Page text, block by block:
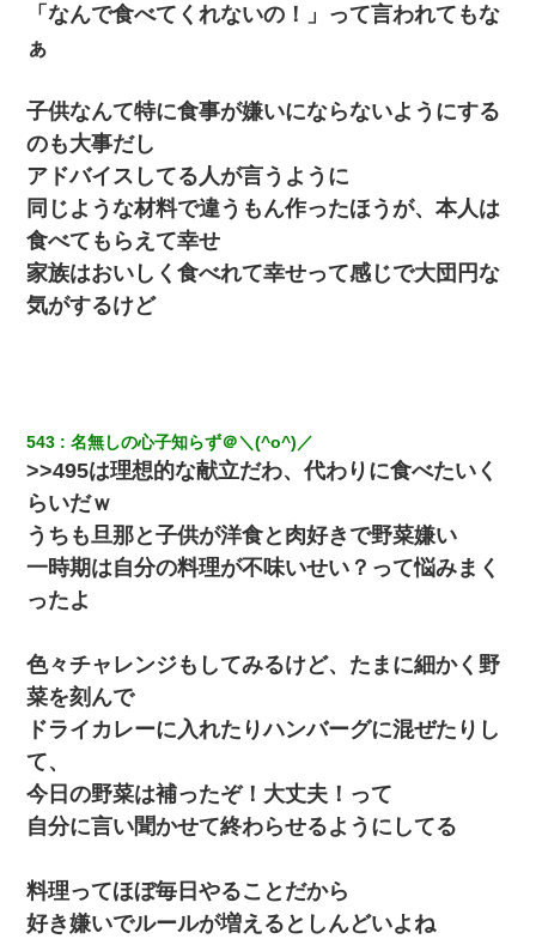
「なんで食べてくれないの！」って言われてもな
ぁ
子供なんて特に食事が嫌いにならないようにする
のも大事だし
アドバイスしてる人が言うように
同じような材料で違うもん作ったほうが、本人は
食べてもらえて幸せ
家族はおいしく食べれて幸せって感じで大団円な
気がするけど
543 名無しの心子知らず＠＼(^o^)／
>>495は理想的な献立だわ、代わりに食べたいく
らいだｗ
うちも旦那と子供が洋食と肉好きで野菜嫌い
一時期は自分の料理が不味いせい？って悩みまく
ったよ
色々チャレンジもしてみるけど、たまに細かく野
菜を刻んで
ドライカレーに入れたりハンバーグに混ぜたりし
て、
今日の野菜は補ったぞ！大丈夫！って
自分に言い聞かせて終わらせるようにしてる
料理ってほぼ毎日やることだから
好き嫌いでルールが増えるとしんどいよね